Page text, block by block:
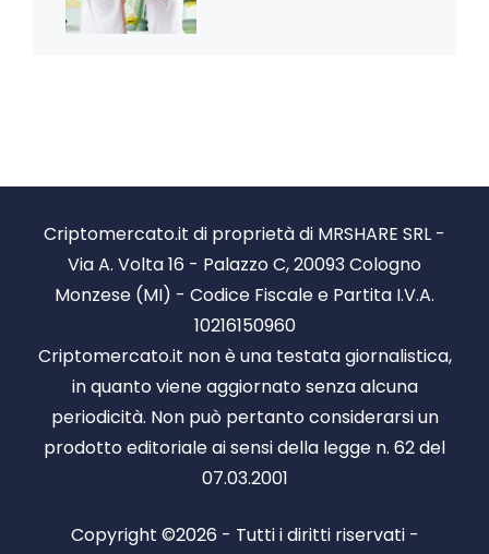
Criptomercato.it di proprietà di MRSHARE SRL -
Via A. Volta 16 - Palazzo C, 20093 Cologno
Monzese (MI) - Codice Fiscale e Partita I.V.A.
10216150960
Criptomercato.it non è una testata giornalistica,
in quanto viene aggiornato senza alcuna
periodicità. Non può pertanto considerarsi un
prodotto editoriale ai sensi della legge n. 62 del
07.03.2001
Copyright ©2026 - Tutti i diritti riservati -